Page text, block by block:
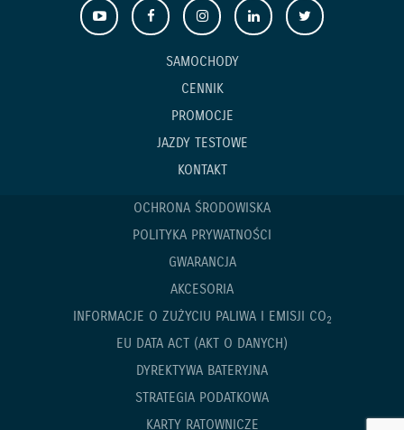
SAMOCHODY
CENNIK
PROMOCJE
JAZDY TESTOWE
KONTAKT
OCHRONA ŚRODOWISKA
POLITYKA PRYWATNOŚCI
GWARANCJA
AKCESORIA
INFORMACJE O ZUŻYCIU PALIWA I EMISJI CO2
EU DATA ACT (AKT O DANYCH)
DYREKTYWA BATERYJNA
STRATEGIA PODATKOWA
KARTY RATOWNICZE